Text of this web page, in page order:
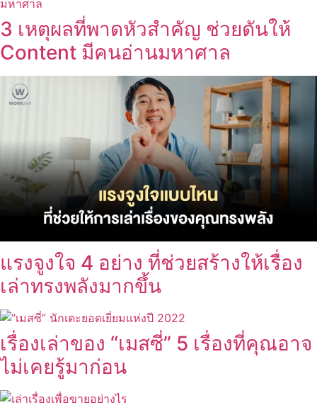
3 เหตุผลที่พาดหัวสำคัญ ช่วยดันให้
Content มีคนอ่านมหาศาล
แรงจูงใจ 4 อย่าง ที่ช่วยสร้างให้เรื่อง
เล่าทรงพลังมากขึ้น
เรื่องเล่าของ “เมสซี่” 5 เรื่องที่คุณอาจ
ไม่เคยรู้มาก่อน